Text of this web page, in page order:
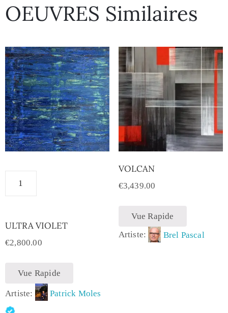
OEUVRES Similaires
ULTRA VIOLET
€2,800.00
Vue Rapide
Artiste: Patrick Moles
VOLCAN
€3,439.00
Vue Rapide
Artiste:
Brel Pascal